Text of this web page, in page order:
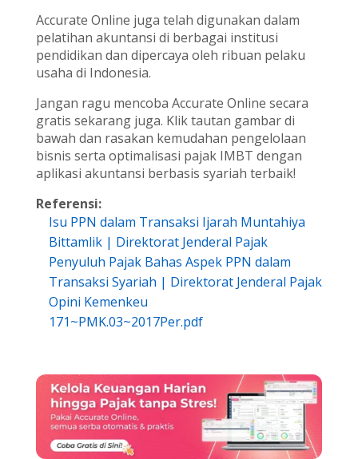
Accurate Online juga telah digunakan dalam
pelatihan akuntansi di berbagai institusi
pendidikan dan dipercaya oleh ribuan pelaku
usaha di Indonesia.
Jangan ragu mencoba Accurate Online secara
gratis sekarang juga. Klik tautan gambar di
bawah dan rasakan kemudahan pengelolaan
bisnis serta optimalisasi pajak IMBT dengan
aplikasi akuntansi berbasis syariah terbaik!
Referensi:
Isu PPN dalam Transaksi Ijarah Muntahiya
Bittamlik | Direktorat Jenderal Pajak
Penyuluh Pajak Bahas Aspek PPN dalam
Transaksi Syariah | Direktorat Jenderal Pajak
Opini Kemenkeu
171~PMK.03~2017Per.pdf